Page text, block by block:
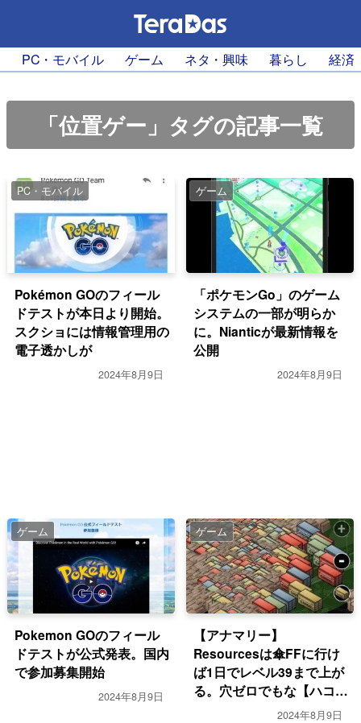
PC・モバイル ゲーム ネタ・興味 暮らし 経済
「位置ゲー」タグの記事一覧
PC・モバイル
Pokémon GOのフィール
ドテストが本日より開始。
スクショには情報管理用の
電子透かしが
2024年8月9日
ゲーム
「ポケモンGo」のゲーム
システムの一部が明らか
に。Nianticが最新情報を
公開
2024年8月9日
ゲーム
Pokemon GOのフィール
ドテストが公式発表。国内
で参加募集開始
2024年8月9日
ゲーム
【アナマリー】
Resourcesは傘FFに行け
ば1日でレベル39まで上が
る。穴ゼロでもな【ハコマ
2024年8月9日